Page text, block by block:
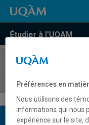
Étudier à l'UQAM
COURS//
Description du cours
Préférences en
Nous utilisons des
informations qui nous
expérience sur le site,